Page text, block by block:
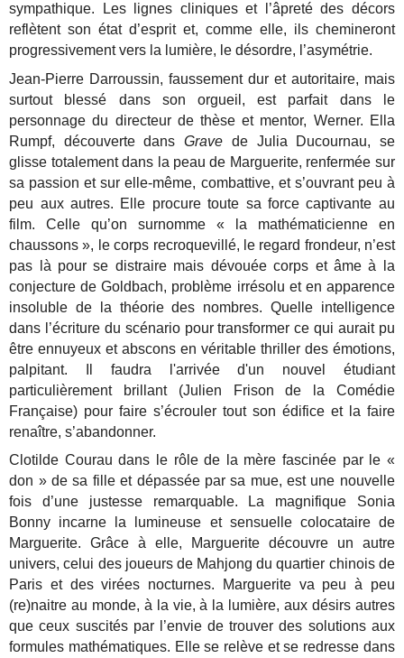
sympathique. Les lignes cliniques et l’âpreté des décors
reflètent son état d’esprit et, comme elle, ils chemineront
progressivement vers la lumière, le désordre, l’asymétrie.
Jean-Pierre Darroussin, faussement dur et autoritaire, mais
surtout blessé dans son orgueil, est parfait dans le
personnage du directeur de thèse et mentor, Werner. Ella
Rumpf, découverte dansGrave de Julia Ducournau, se
glisse totalement dans la peau de Marguerite, renfermée sur
sa passion et sur elle-même, combattive, et s’ouvrant peu à
peu aux autres. Elle procure toute sa force captivante au
film. Celle qu’on surnomme « la mathématicienne en
chaussons », le corps recroquevillé, le regard frondeur, n’est
pas là pour se distraire mais dévouée corps et âme à la
conjecture de Goldbach, problème irrésolu et en apparence
insoluble de la théorie des nombres. Quelle intelligence
dans l’écriture du scénario pour transformer ce qui aurait pu
être ennuyeux et abscons en véritable thriller des émotions,
palpitant. Il faudra l'arrivée d'un nouvel étudiant
particulièrement brillant (Julien Frison de la Comédie
Française) pour faire s’écrouler tout son édifice et la faire
renaître, s’abandonner.
Clotilde Courau dans le rôle de la mère fascinée par le «
don » de sa fille et dépassée par sa mue, est une nouvelle
fois d’une justesse remarquable. La magnifique Sonia
Bonny incarne la lumineuse et sensuelle colocataire de
Marguerite. Grâce à elle, Marguerite découvre un autre
univers, celui des joueurs de Mahjong du quartier chinois de
Paris et des virées nocturnes. Marguerite va peu à peu
(re)naitre au monde, à la vie, à la lumière, aux désirs autres
que ceux suscités par l’envie de trouver des solutions aux
formules mathématiques. Elle se relève et se redresse dans